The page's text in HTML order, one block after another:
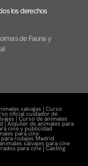
los derechos
de Fauna y
salvajes | Curso
oficial cuidador de
|Curso de animales
|Alquiler de animales para
cine y publicidad
para cine
rodajes Madrid
salvajes para cine
para cine| Casting